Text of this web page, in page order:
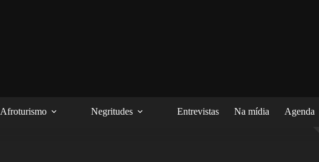
Afroturismo Negritudes Entrevistas Na mídia Agenda